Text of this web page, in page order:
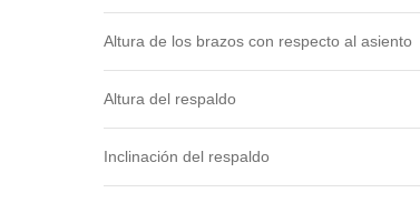
Altura de los brazos con respecto al asiento
Altura del respaldo
Inclinación del respaldo